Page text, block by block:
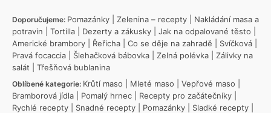
Doporučujeme: Pomazánky Zelenina – recepty
Nakládání masa a
potravin
Tortilla Dezerty a zákusky Jak na odpalované těsto
Americké brambory
Řeřicha Co se děje na zahradě Svíčková
Pravá focaccia
Šlehačková bábovka Zelná polévka
Zálivky na
salát
Třešňová bublanina
Oblíbené kategorie: Krůtí maso Mleté maso Vepřové maso
Bramborová jídla
Pomalý hrnec Recepty pro začátečníky
Rychlé recepty
Snadné recepty Pomazánky Sladké recepty